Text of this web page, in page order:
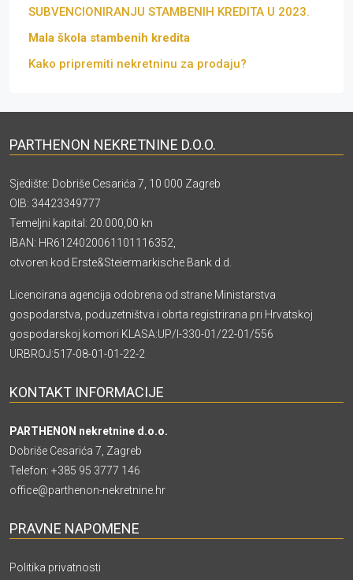
SUBVENCIONIRANJU STAMBENIH KREDITA U 2023.
Mala škola stambenih kredita
Kako pripremiti nekretninu za prodaju?
PARTHENON NEKRETNINE D.O.O.
Sjedište: Dobriše Cesarića 7, 10 000 Zagreb
OIB: 34423349777
Temeljni kapital: 20.000,00 kn
IBAN: HR6124020061101116352,
otvoren kod Erste&Steiermarkische Bank d.d.
Licencirana agencija odobrena od strane Ministarstva
gospodarstva, poduzetništva i obrta registrirana pri Hrvatskoj
gospodarskoj komori KLASA:UP/I-330-01/22-01/556
URBROJ:517-08-01-01-22-2
KONTAKT INFORMACIJE
PARTHENON nekretnine d.o.o.
Dobriše Cesarića 7, Zagreb
Telefon: +385 95 3777 146
office@parthenon-nekretnine.hr
PRAVNE NAPOMENE
Politika privatnosti